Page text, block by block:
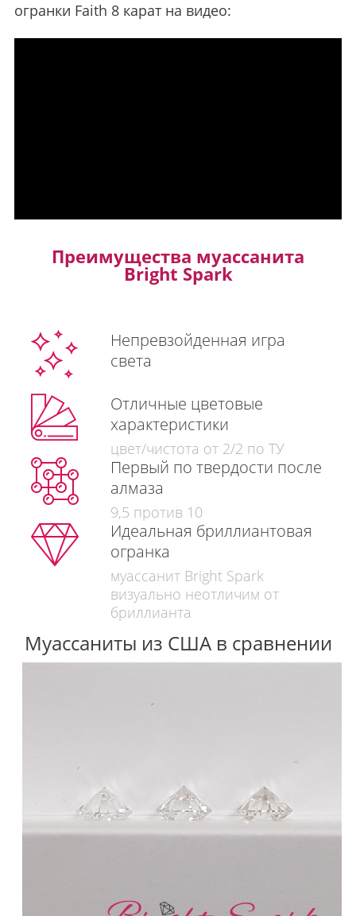
огранки Faith 8 карат на видео:
Преимущества муассанита
Bright Spark
Непревзойденная игра
света
Отличные цветовые
характеристики
цвет/чистота от 2/2 по ТУ
Первый по твердости после
алмаза
9,5 против 10
Идеальная бриллиантовая
огранка
муассанит Bright Spark
визуально неотличим от
бриллианта
Муассаниты из США в сравнении